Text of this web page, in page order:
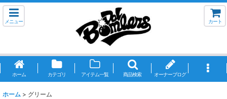
メニュー カート
ホーム カテゴリ アイテム一覧 商品検索 オーナーブログ
ホーム > グリーム